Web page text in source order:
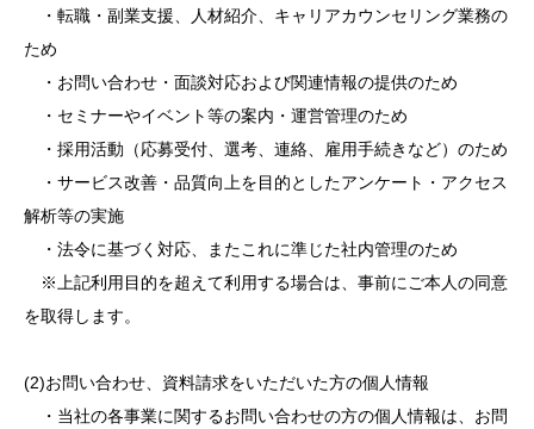
・転職・副業支援、人材紹介、キャリアカウンセリング業務の
ため
・お問い合わせ・面談対応および関連情報の提供のため
・セミナーやイベント等の案内・運営管理のため
・採用活動（応募受付、選考、連絡、雇用手続きなど）のため
・サービス改善・品質向上を目的としたアンケート・アクセス
解析等の実施
・法令に基づく対応、またこれに準じた社内管理のため
※上記利用目的を超えて利用する場合は、事前にご本人の同意
を取得します。
(2)お問い合わせ、資料請求をいただいた方の個人情報
・当社の各事業に関するお問い合わせの方の個人情報は、お問